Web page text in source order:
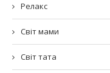
Релакс
Світ мами
Світ тата